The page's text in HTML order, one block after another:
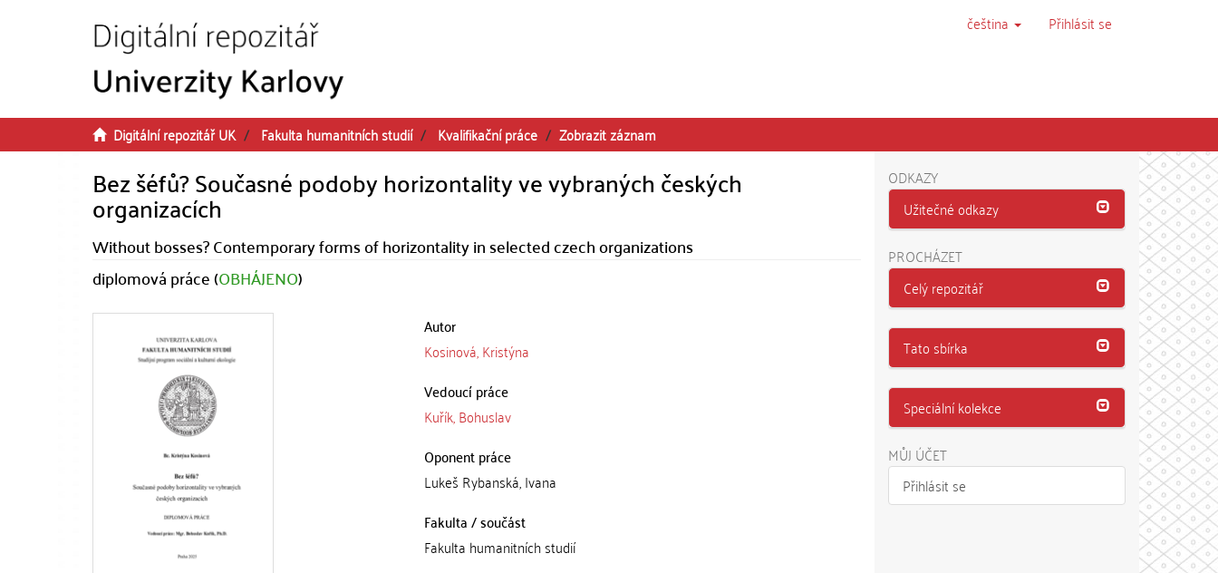
čeština Přihlásit se
Digitální repozitář UK Fakulta humanitních studií Kvalifikační práce Zobrazit záznam
Bez šéfů? Současné podoby horizontality ve vybraných českých
organizacích
Without bosses? Contemporary forms of horizontality in selected czech organizations
diplomová práce (OBHÁJENO)
Autor
Kosinová, Kristýna
Vedoucí práce
Kuřík, Bohuslav
Oponent práce
Lukeš Rybanská, Ivana
Fakulta / součást
Fakulta humanitních studií
ODKAZY
Užitečné odkazy
PROCHÁZET
Celý repozitář
Tato sbírka
Speciální kolekce
MŮJ ÚČET
Přihlásit se